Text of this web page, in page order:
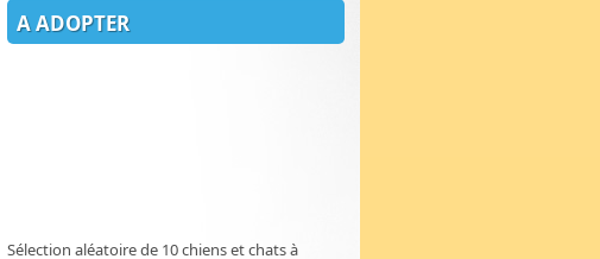
A ADOPTER
Sélection aléatoire de 10 chiens et chats à